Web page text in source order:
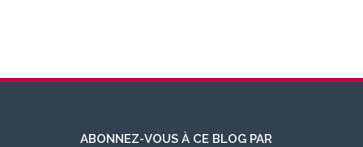
ABONNEZ-VOUS À CE BLOG PAR